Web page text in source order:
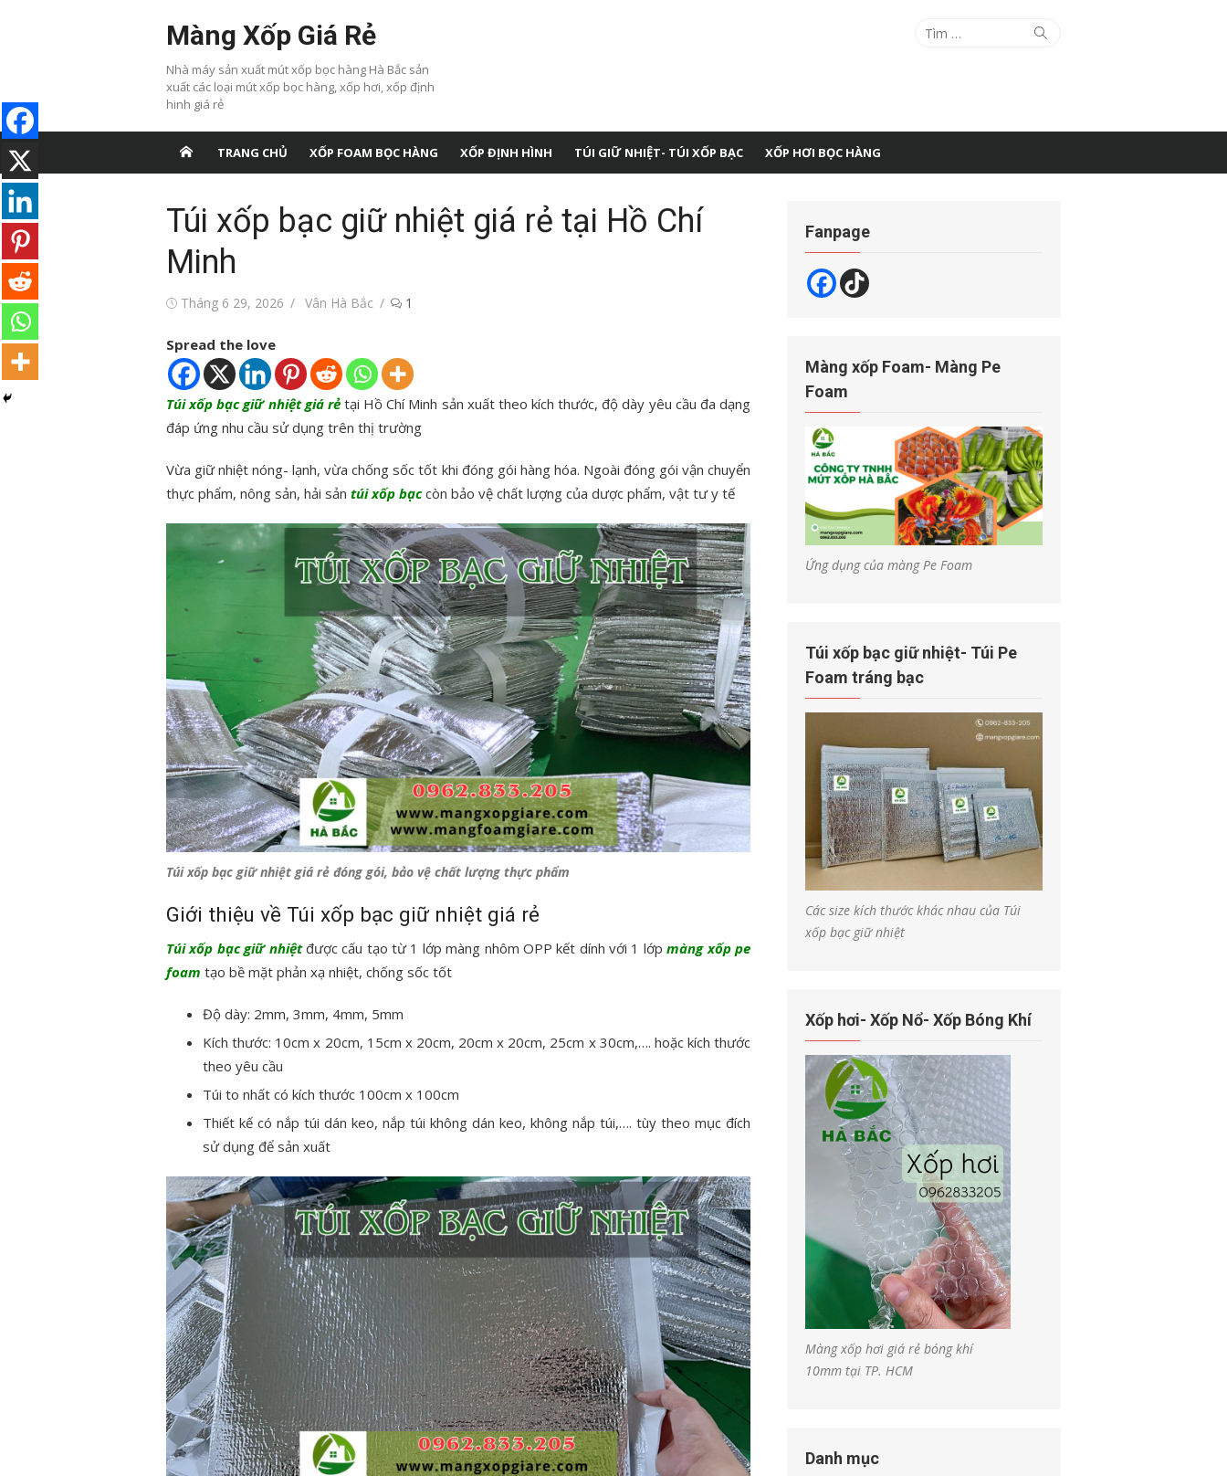
Màng Xốp Giá Rẻ
Nhà máy sản xuất mút xốp bọc hàng Hà Bắc sản
xuất các loại mút xốp bọc hàng, xốp hơi, xốp định
hinh giá rẻ
Tìm
Tìm
TRANG CHỦ XỐP FOAM BỌC HÀNG XỐP ĐỊNH HÌNH TÚI GIỮ NHIỆT- TÚI XỐP BẠC XỐP HƠI BỌC HÀNG
Túi xốp bạc giữ nhiệt giá rẻ tại Hồ Chí
Minh
ĐăngTháng 6 29, 2026
Tác
Vân Hà Bắc 1
Spread the love
Túi xốp bạc giữ nhiệt giá rẻtại Hồ Chí Minh sản xuất theo kích thước, độ dày yêu cầu đa dạng
đáp ứng nhu cầu sử dụng trên thị trường
Vừa giữ nhiệt nóng- lạnh, vừa chống sốc tốt khi đóng gói hàng hóa. Ngoài đóng gói vận chuyển
thực phẩm, nông sản, hải sản túi xốp bạccòn bảo vệ chất lượng của dược phẩm, vật tư y tế
Túi xốp bạc giữ nhiệt giá rẻ đóng gói, bảo vệ chất lượng thực phẩm
Giới thiệu về Túi xốp bạc giữ nhiệt giá rẻ
Túi xốp bạc giữ nhiệt được cấu tạo từ 1 lớp màng nhôm OPP kết dính với 1 lớpmàng xốp pe
foam tạo bề mặt phản xạ nhiệt, chống sốc tốt
Độ dày: 2mm, 3mm, 4mm, 5mm
Kích thước: 10cm x 20cm, 15cm x 20cm, 20cm x 20cm, 25cm x 30cm,…. hoặc kích thước
theo yêu cầu
Túi to nhất có kích thước 100cm x 100cm
Thiết kế có nắp túi dán keo, nắp túi không dán keo, không nắp túi,…. tùy theo mục đích
sử dụng để sản xuất
Fanpage
Màng xốp Foam- Màng Pe
Foam
Ứng dụng của màng Pe Foam
Túi xốp bạc giữ nhiệt- Túi Pe
Foam tráng bạc
Các size kích thước khác nhau của Túi
xốp bạc giữ nhiệt
Xốp hơi- Xốp Nổ- Xốp Bóng Khí
Màng xốp hơi giá rẻ bóng khí
10mm tại TP. HCM
Danh mục